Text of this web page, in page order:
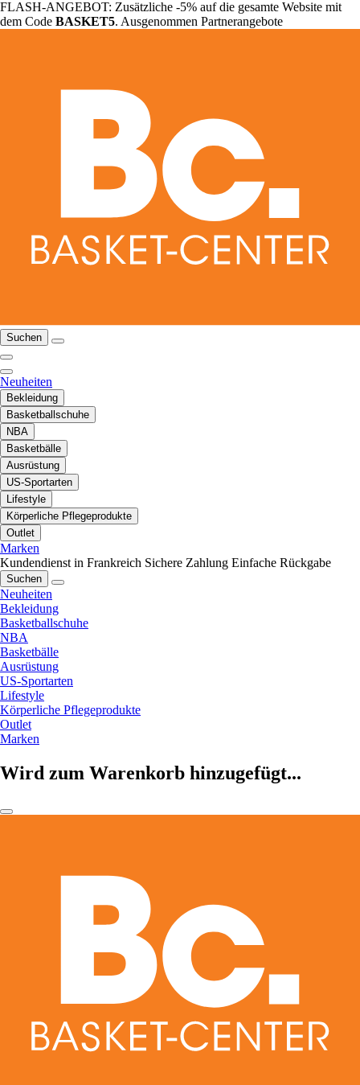
FLASH-ANGEBOT: Zusätzliche -5% auf die gesamte Website mit
dem Code BASKET5. Ausgenommen Partnerangebote
Suchen
Neuheiten
Bekleidung
Basketballschuhe
NBA
Basketbälle
Ausrüstung
US-Sportarten
Lifestyle
Körperliche Pflegeprodukte
Outlet
Marken
Kundendienst in Frankreich Sichere Zahlung Einfache Rückgabe
Suchen
Neuheiten
Bekleidung
Basketballschuhe
NBA
Basketbälle
Ausrüstung
US-Sportarten
Lifestyle
Körperliche Pflegeprodukte
Outlet
Marken
Wird zum Warenkorb hinzugefügt...